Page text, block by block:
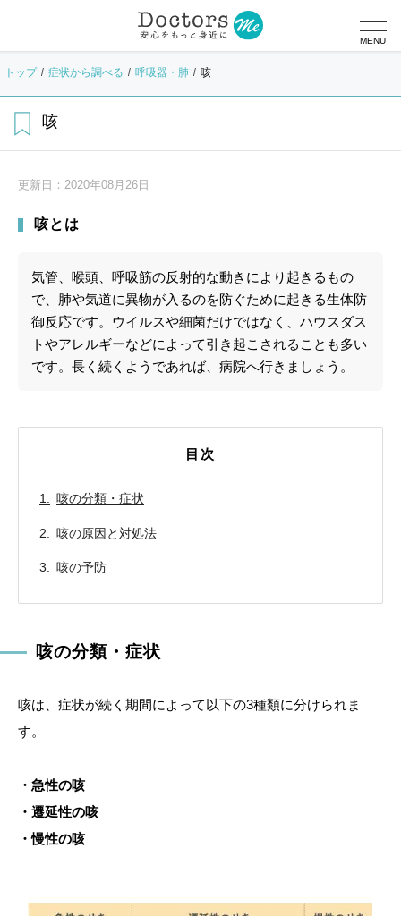
MENU
トップ 症状から調べる 呼吸器・肺 咳
咳
更新日： 2020年08月26日
咳とは
気管、喉頭、呼吸筋の反射的な動きにより起きるもの
で、肺や気道に異物が入るのを防ぐために起きる生体防
御反応です。ウイルスや細菌だけではなく、ハウスダス
トやアレルギーなどによって引き起こされることも多い
です。長く続くようであれば、病院へ行きましょう。
目次
咳の分類・症状
咳の原因と対処法
咳の予防
咳の分類・症状
咳は、症状が続く期間によって以下の3種類に分けられま
す。
・急性の咳
・遷延性の咳
・慢性の咳